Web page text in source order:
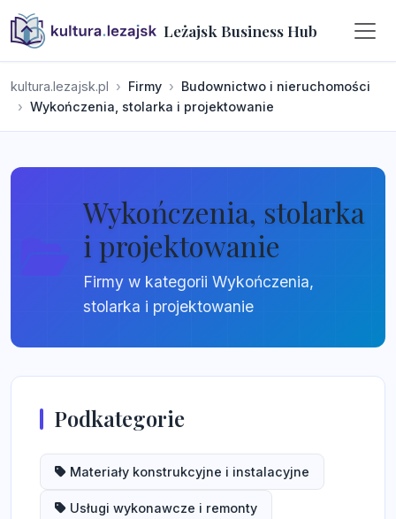
Leżajsk Business Hub
kultura.lezajsk.pl Firmy
Budownictwo i nieruchomości
Wykończenia, stolarka i projektowanie
Wykończenia, stolarka
i projektowanie
Firmy w kategorii Wykończenia,
stolarka i projektowanie
Podkategorie
Materiały konstrukcyjne i instalacyjne
Usługi wykonawcze i remonty